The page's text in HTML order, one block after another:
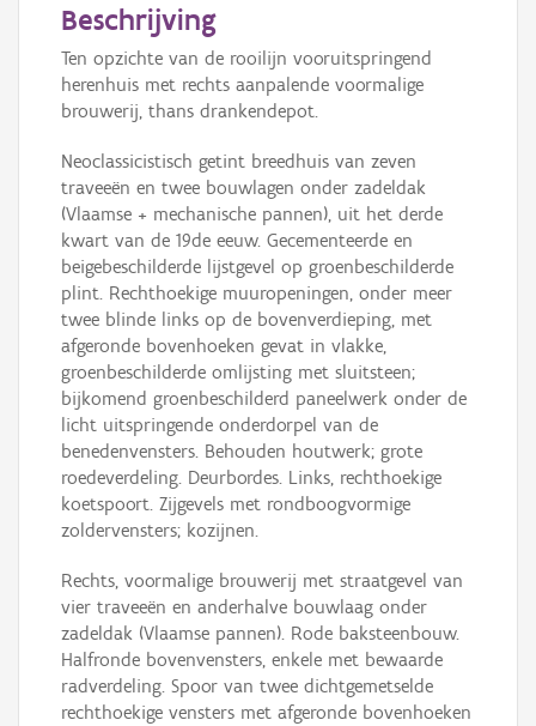
Beschrijving
Ten opzichte van de rooilijn vooruitspringend
herenhuis met rechts aanpalende voormalige
brouwerij, thans drankendepot.
Neoclassicistisch getint breedhuis van zeven
traveeën en twee bouwlagen onder zadeldak
(Vlaamse + mechanische pannen), uit het derde
kwart van de 19de eeuw. Gecementeerde en
beigebeschilderde lijstgevel op groenbeschilderde
plint. Rechthoekige muuropeningen, onder meer
twee blinde links op de bovenverdieping, met
afgeronde bovenhoeken gevat in vlakke,
groenbeschilderde omlijsting met sluitsteen;
bijkomend groenbeschilderd paneelwerk onder de
licht uitspringende onderdorpel van de
benedenvensters. Behouden houtwerk; grote
roedeverdeling. Deurbordes. Links, rechthoekige
koetspoort. Zijgevels met rondboogvormige
zoldervensters; kozijnen.
Rechts, voormalige brouwerij met straatgevel van
vier traveeën en anderhalve bouwlaag onder
zadeldak (Vlaamse pannen). Rode baksteenbouw.
Halfronde bovenvensters, enkele met bewaarde
radverdeling. Spoor van twee dichtgemetselde
rechthoekige vensters met afgeronde bovenhoeken